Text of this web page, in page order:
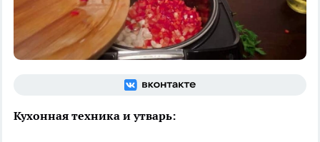
Кухонная техника и утварь: